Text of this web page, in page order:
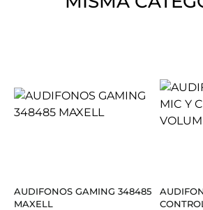
AUDIFONOS GAMING 348485
MAXELL